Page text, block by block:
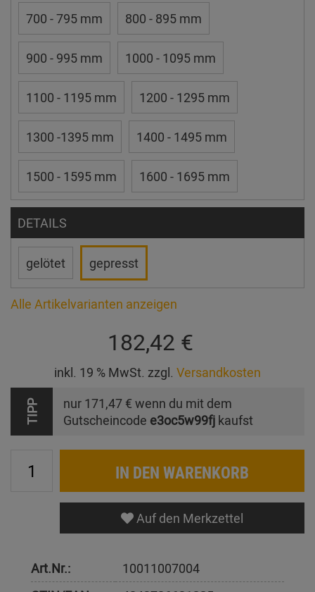
700 - 795 mm 800 - 895 mm
900 - 995 mm 1000 - 1095 mm
1100 - 1195 mm 1200 - 1295 mm
1300 -1395 mm 1400 - 1495 mm
1500 - 1595 mm 1600 - 1695 mm
DETAILS
gelötet gepresst
Alle Artikelvarianten anzeigen
182,42 €
inkl. 19 % MwSt. zzgl. Versandkosten
TIPP nur 171,47 € wenn du mit dem
Gutscheincode e3oc5w99fj kaufst
IN DEN WARENKORB
Auf den Merkzettel
Art.Nr.:
10011007004